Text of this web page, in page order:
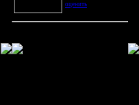
оценить